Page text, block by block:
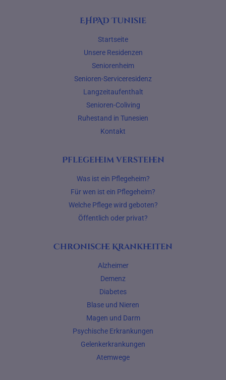
EHPAD Tunisie
Startseite
Unsere Residenzen
Seniorenheim
Senioren-Serviceresidenz
Langzeitaufenthalt
Senioren-Coliving
Ruhestand in Tunesien
Kontakt
Pflegeheim verstehen
Was ist ein Pflegeheim?
Für wen ist ein Pflegeheim?
Welche Pflege wird geboten?
Öffentlich oder privat?
Chronische Krankheiten
Alzheimer
Demenz
Diabetes
Blase und Nieren
Magen und Darm
Psychische Erkrankungen
Gelenkerkrankungen
Atemwege